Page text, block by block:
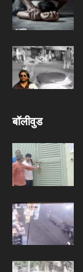
बॉलीवुड